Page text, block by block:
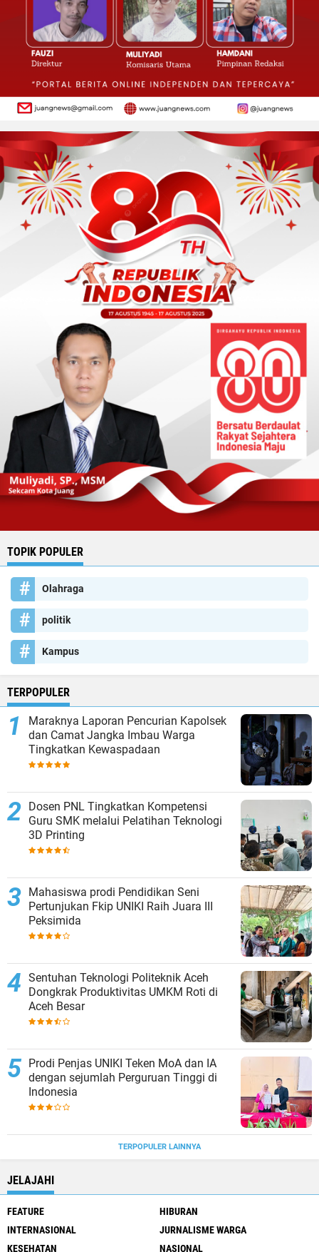
TOPIK POPULER
Olahraga
politik
Kampus
TERPOPULER
Maraknya Laporan Pencurian Kapolsek
dan Camat Jangka Imbau Warga
Tingkatkan Kewaspadaan
Dosen PNL Tingkatkan Kompetensi
Guru SMK melalui Pelatihan Teknologi
3D Printing
Mahasiswa prodi Pendidikan Seni
Pertunjukan Fkip UNIKI Raih Juara III
Peksimida
Sentuhan Teknologi Politeknik Aceh
Dongkrak Produktivitas UMKM Roti di
Aceh Besar
Prodi Penjas UNIKI Teken MoA dan IA
dengan sejumlah Perguruan Tinggi di
Indonesia
TERPOPULER LAINNYA
JELAJAHI
FEATURE
HIBURAN
INTERNASIONAL
JURNALISME WARGA
KESEHATAN
NASIONAL